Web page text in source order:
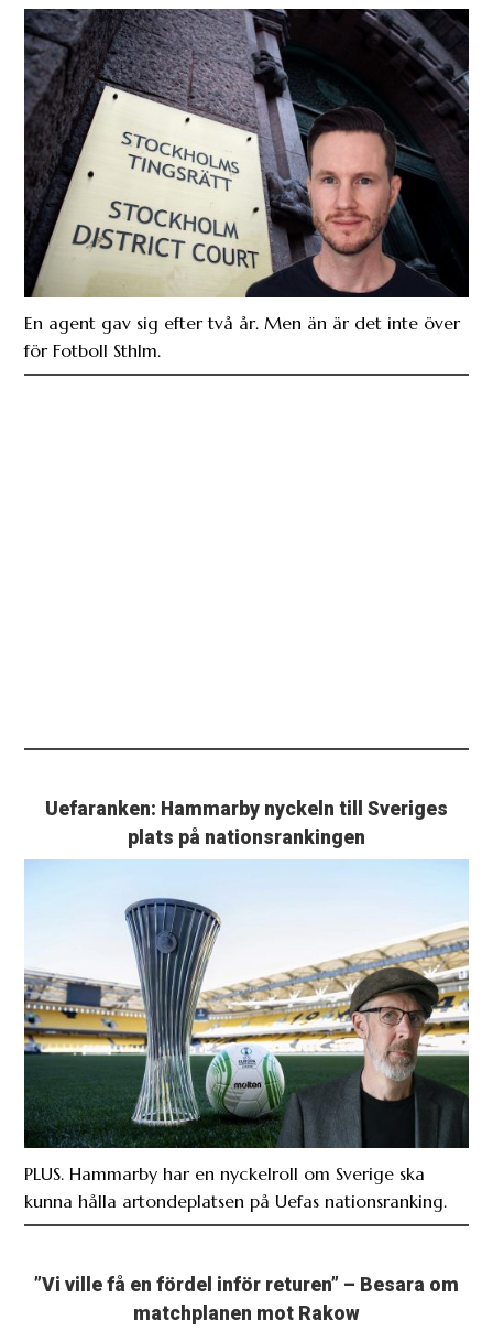
En agent gav sig efter två år. Men än är det inte över
för Fotboll Sthlm.
Uefaranken: Hammarby nyckeln till Sveriges
plats på nationsrankingen
PLUS. Hammarby har en nyckelroll om Sverige ska
kunna hålla artondeplatsen på Uefas nationsranking.
”Vi ville få en fördel inför returen” – Besara om
matchplanen mot Rakow